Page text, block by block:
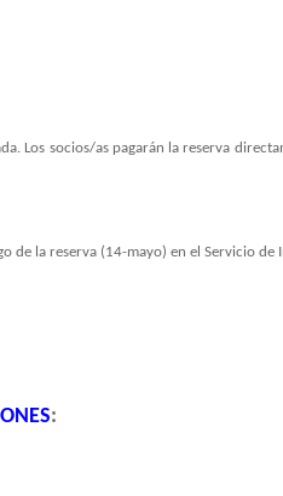
Los socios/as pagarán la reserva
de la reserva (14-mayo) en el Servicio
: